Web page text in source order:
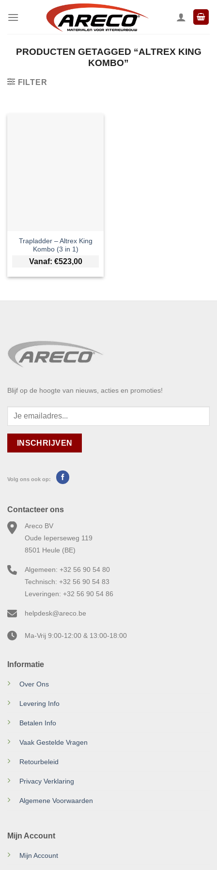
naar
PRODUCTEN GETAGGED “ALTREX KING
KOMBO”
FILTER
Trapladder – Altrex King
Kombo (3 in 1)
Vanaf: €523,00
Blijf op de hoogte van nieuws, acties en promoties!
Volg ons ook op:
Informatie
Over Ons
Levering Info
Betalen Info
Vaak Gestelde Vragen
Retourbeleid
Privacy Verklaring
Algemene Voorwaarden
Mijn Account
Mijn Account
Contacteer ons
Areco BV
Oude Ieperseweg 119
8501 Heule (BE)
Algemeen: +32 56 90 54 80
Technisch: +32 56 90 54 83
Leveringen: +32 56 90 54 86
helpdesk@areco.be
Ma-Vrij 9:00-12:00 & 13:00-18:00